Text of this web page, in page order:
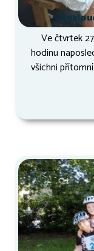
Ve čtvrtek
hodinu
všichni